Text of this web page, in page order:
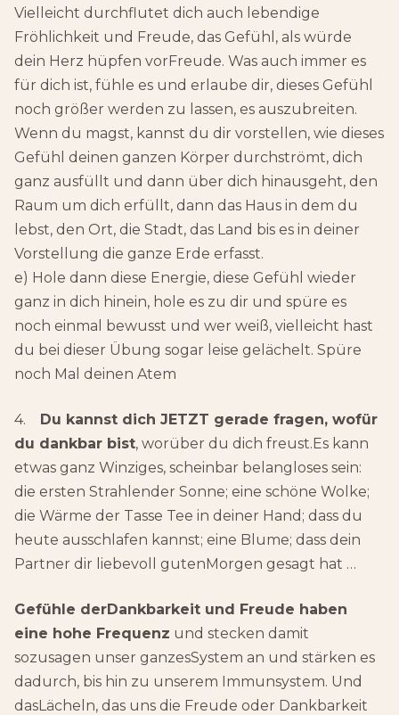
Vielleicht durchflutet dich auch lebendige
Fröhlichkeit und Freude, das Gefühl, als würde
dein Herz hüpfen vorFreude. Was auch immer es
für dich ist, fühle es und erlaube dir, dieses Gefühl
noch größer werden zu lassen, es auszubreiten.
Wenn du magst, kannst du dir vorstellen, wie dieses
Gefühl deinen ganzen Körper durchströmt, dich
ganz ausfüllt und dann über dich hinausgeht, den
Raum um dich erfüllt, dann das Haus in dem du
lebst, den Ort, die Stadt, das Land bis es in deiner
Vorstellung die ganze Erde erfasst.
e) Hole dann diese Energie, diese Gefühl wieder
ganz in dich hinein, hole es zu dir und spüre es
noch einmal bewusst und wer weiß, vielleicht hast
du bei dieser Übung sogar leise gelächelt. Spüre
noch Mal deinen Atem
4. Du kannst dich JETZT gerade fragen, wofür
du dankbar bist, worüber du dich freust.Es kann
etwas ganz Winziges, scheinbar belangloses sein:
die ersten Strahlender Sonne; eine schöne Wolke;
die Wärme der Tasse Tee in deiner Hand; dass du
heute ausschlafen kannst; eine Blume; dass dein
Partner dir liebevoll gutenMorgen gesagt hat …
Gefühle derDankbarkeit und Freude haben
eine hohe Frequenz und stecken damit
sozusagen unser ganzesSystem an und stärken es
dadurch, bis hin zu unserem Immunsystem. Und
dasLächeln, das uns die Freude oder Dankbarkeit